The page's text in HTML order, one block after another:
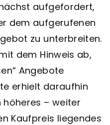
aufgefordert,
dem aufgerufenen
zu unterbreiten.
dem Hinweis ab,
Angebote
erhielt daraufhin
höheres – weiter
Kaufpreis liegendes